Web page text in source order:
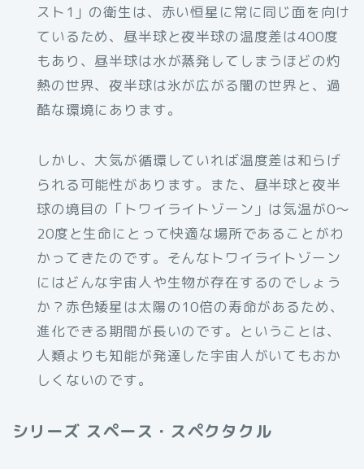
スト1」の衛生は、赤い恒星に常に同じ面を向け
ているため、昼半球と夜半球の温度差は400度
もあり、昼半球は水が蒸発してしまうほどの灼
熱の世界、夜半球は氷が広がる闇の世界と、過
酷な環境にあります。
しかし、大気が循環していれば温度差は和らげ
られる可能性があります。また、昼半球と夜半
球の境目の「トワイライトゾーン」は気温が0〜
20度と生命にとって快適な場所であることがわ
かってきたのです。そんなトワイライトゾーン
にはどんな宇宙人や生物が存在するのでしょう
か？赤色矮星は太陽の10倍の寿命があるため、
進化できる期間が長いのです。ということは、
人類よりも知能が発達した宇宙人がいてもおか
しくないのです。
シリーズ スペース・スペクタクル